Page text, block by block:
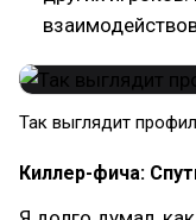
Так выглядит
Киллер-фича: